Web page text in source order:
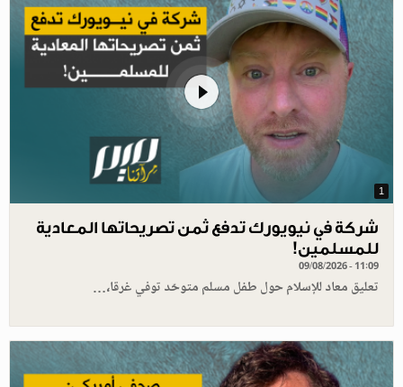
1
شركة في نيويورك تدفع ثمن تصريحاتها المعادية
للمسلمين!
09/08/2026 - 11:09
تعليق معاد للإسلام حول طفل مسلم متوحّد توفي غرقا،…